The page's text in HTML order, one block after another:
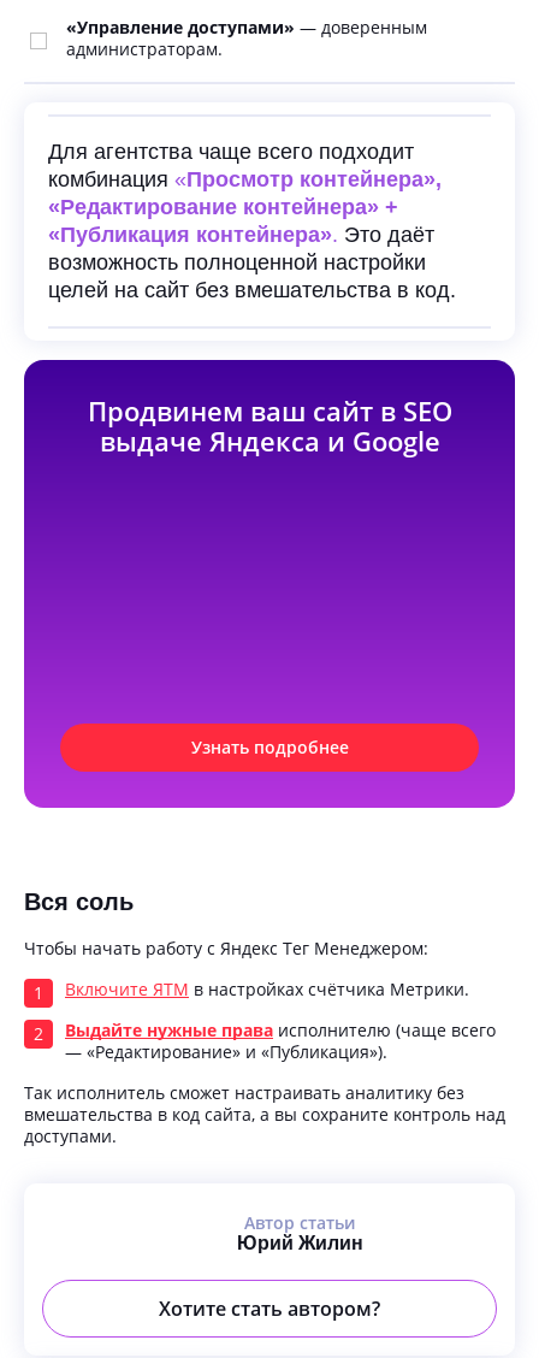
«Управление доступами» — доверенным
администраторам.
Для агентства чаще всего подходит
комбинация «Просмотр контейнера»,
«Редактирование контейнера» +
«Публикация контейнера». Это даёт
возможность полноценной настройки
целей на сайт без вмешательства в код.
Продвинем ваш сайт в SEO
выдаче Яндекса и Google
Узнать подробнее
Вся соль
Чтобы начать работу с Яндекс Тег Менеджером:
Включите ЯТМ в настройках счётчика Метрики.
Выдайте нужные права исполнителю (чаще всего
— «Редактирование» и «Публикация»).
Так исполнитель сможет настраивать аналитику без
вмешательства в код сайта, а вы сохраните контроль над
доступами.
Автор статьи
Юрий Жилин
Хотите стать автором?